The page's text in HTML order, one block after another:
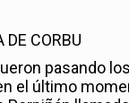
DE CORBU
pasando
el último